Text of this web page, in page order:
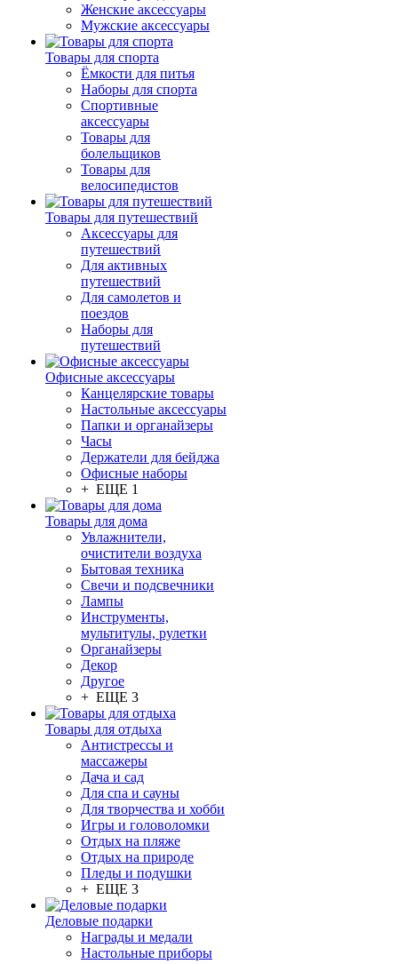
Женские аксессуары
Мужские аксессуары
Товары для спорта
Ёмкости для питья
Наборы для спорта
Спортивные
аксессуары
Товары для
болельщиков
Товары для
велосипедистов
Товары для путешествий
Аксессуары для
путешествий
Для активных
путешествий
Для самолетов и
поездов
Наборы для
путешествий
Офисные аксессуары
Канцелярские товары
Настольные аксессуары
Папки и органайзеры
Часы
Держатели для бейджа
Офисные наборы
+ ЕЩЕ 1
Товары для дома
Увлажнители,
очистители воздуха
Бытовая техника
Свечи и подсвечники
Лампы
Инструменты,
мультитулы, рулетки
Органайзеры
Декор
Другое
+ ЕЩЕ 3
Товары для отдыха
Антистрессы и
массажеры
Дача и сад
Для спа и сауны
Для творчества и хобби
Игры и головоломки
Отдых на пляже
Отдых на природе
Пледы и подушки
+ ЕЩЕ 3
Деловые подарки
Награды и медали
Настольные приборы